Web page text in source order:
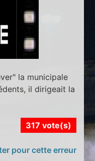
la municipale
il dirigeait la
317 vote(s)
pour cette erreur